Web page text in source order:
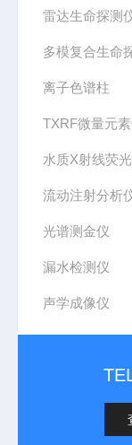
雷达生命探测
多模复合生命
离子色谱柱
TXRF微量元
水质X射线荧
流动注射分析
光谱测金仪
漏水检测仪
声学成像仪